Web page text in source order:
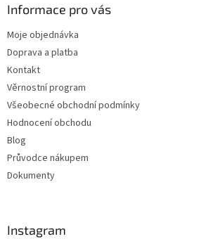
Informace pro vás
Moje objednávka
Doprava a platba
Kontakt
Věrnostní program
Všeobecné obchodní podmínky
Hodnocení obchodu
Blog
Průvodce nákupem
Dokumenty
Instagram